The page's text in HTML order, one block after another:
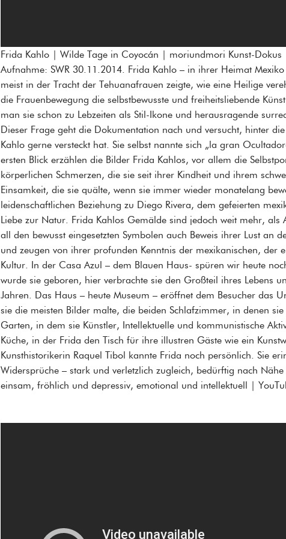
Frida Kahlo | Wilde Tage in Coyocán | moriundmori Kunst-Dokus
Aufnahme: SWR 30.11.2014. Frida Kahlo – in ihrer Heimat
meist in der Tracht der Tehuanafrauen zeigte, wie eine Heilige
die Frauenbewegung die selbstbewusste und freiheitsliebende
man sie schon zu Lebzeiten als Stil-Ikone und herausragende
Dieser Frage geht die Dokumentation nach und versucht, hinter
Kahlo gerne versteckt hat. Sie selbst nannte sich „la gran
ersten Blick erzählen die Bilder Frida Kahlos, vor allem die
körperlichen Schmerzen, die sie seit ihrer Kindheit und ihrem
Einsamkeit, die sie quälte, wenn sie immer wieder monatelang
leidenschaftlichen Beziehung zu Diego Rivera, dem gefeierten
Liebe zur Natur. Frida Kahlos Gemälde sind jedoch weit mehr,
all den bewusst eingesetzten Symbolen auch Beweis ihrer Lust an
und zeugen von ihrer profunden Kenntnis der mexikanischen, der
Kultur. In der Casa Azul – dem Blauen Haus- spüren wir heute
wurde sie geboren, hier verbrachte sie den Großteil ihres Lebens
Jahren. Das Haus – heute Museum – eröffnet dem Besucher das
sie die meisten Bilder malte, die beiden Schlafzimmer, in denen
Garten, in dem sie Künstler, Intellektuelle und kommunistische
Küche, in der Frida den Tisch für ihre illustren Gäste wie ein
Kunsthistorikerin Raquel Tibol kannte Frida noch persönlich. Sie
Widersprüche – stark und verletzlich zugleich, bedürftig nach
einsam, fröhlich und depressiv, emotional und intellektuell |